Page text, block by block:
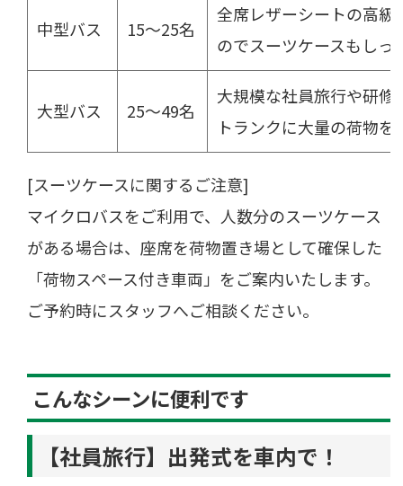
中型バス 15〜25名
全席レザーシートの高
のでスーツケースもしっ
大型バス 25〜49名
大規模な社員旅行や研
トランクに大量の荷物を
[スーツケースに関するご注意]
マイクロバスをご利用で、人数分のスーツケース
がある場合は、座席を荷物置き場として確保した
「荷物スペース付き車両」をご案内いたします。
ご予約時にスタッフへご相談ください。
こんなシーンに便利です
【社員旅行】出発式を車内で！